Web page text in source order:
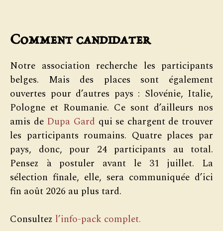
Comment candidater
Notre association recherche les participants
belges. Mais des places sont également
ouvertes pour d’autres pays : Slovénie, Italie,
Pologne et Roumanie. Ce sont d’ailleurs nos
amis de Dupa Gard qui se chargent de trouver
les participants roumains. Quatre places par
pays, donc, pour 24 participants au total.
Pensez à postuler avant le 31 juillet. La
sélection finale, elle, sera communiquée d’ici
fin août 2026 au plus tard.
Consultez l’info-pack complet.